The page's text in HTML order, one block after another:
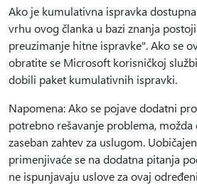
Ako je kumulativna ispravka
vrhu ovog članka u bazi znanja
preuzimanje hitne ispravke". Ako se
obratite se Microsoft korisničkoj
dobili paket kumulativnih ispravki.
Napomena: Ako se pojave dodatni
potrebno rešavanje problema,
zaseban zahtev za uslugom.
primenjivaće se na dodatna pitanja
ne ispunjavaju uslove za ovaj